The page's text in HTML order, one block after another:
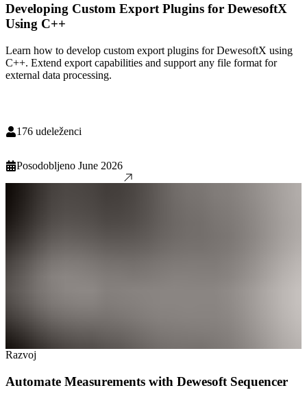
Developing Custom Export Plugins for DewesoftX
Using C++
Learn how to develop custom export plugins for DewesoftX using
C++. Extend export capabilities and support any file format for
external data processing.
176 udeleženci
Posodobljeno June 2026
Razvoj
Automate Measurements with Dewesoft Sequencer